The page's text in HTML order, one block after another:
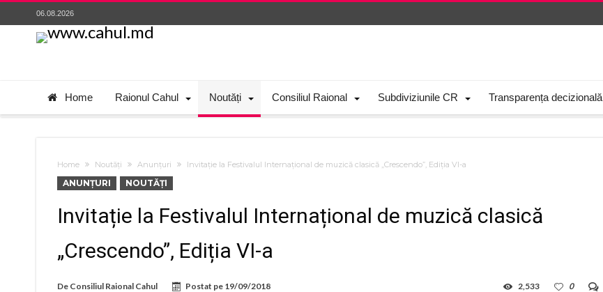
06.08.2026
Home Raionul Cahul Noutăți Consiliul Raional Subdiviziunile CR Transparența decizională
Home Noutăți Anunțuri Invitație la Festivalul Internațional de muzică clasică „Crescendo”, Ediția VI-a
ANUNȚURI NOUTĂȚI
Invitație la Festivalul Internațional de muzică clasică
„Crescendo”, Ediția VI-a
De Consiliul Raional Cahul Postat pe 19/09/2018 0
2,533